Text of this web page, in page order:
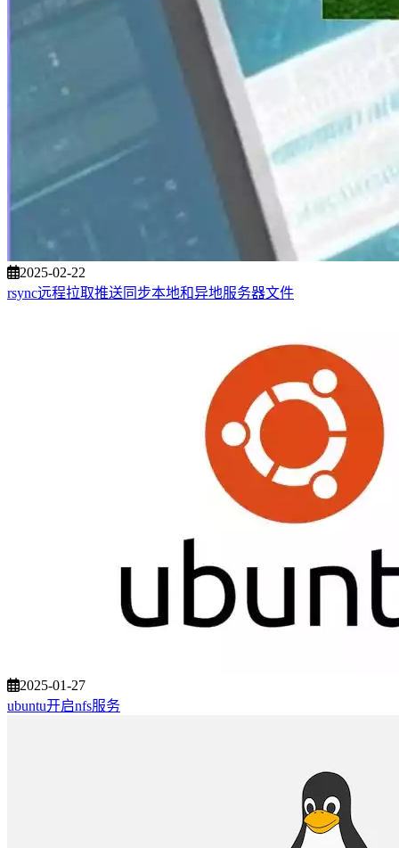
2025-02-22
rsync远程拉取推送同步本地和异地服务器文件
2025-01-27
ubuntu开启nfs服务